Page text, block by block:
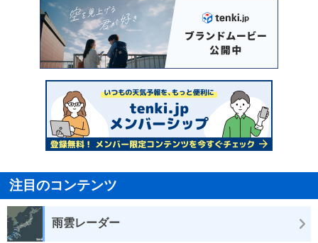
注目のコンテンツ
雨雲レーダー